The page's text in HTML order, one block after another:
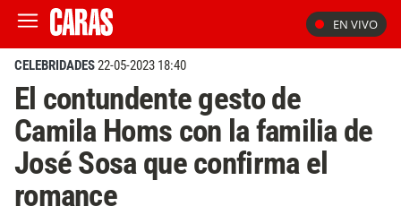
EN VIVO
CELEBRIDADES22-05-2023 18:40
El contundente gesto de
Camila Homs con la familia de
José Sosa que confirma el
romance